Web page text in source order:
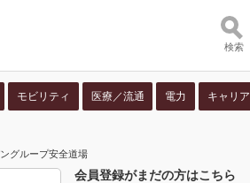
検索
モビリティ 医療／流通 電力 キャリア
グループ安全道場
会員登録がまだの方はこちら